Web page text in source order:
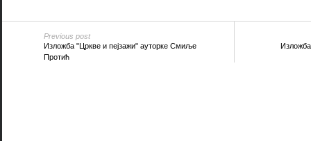
Previous post
Изложба "Цркве и пејзажи" ауторке Смиље
Протић